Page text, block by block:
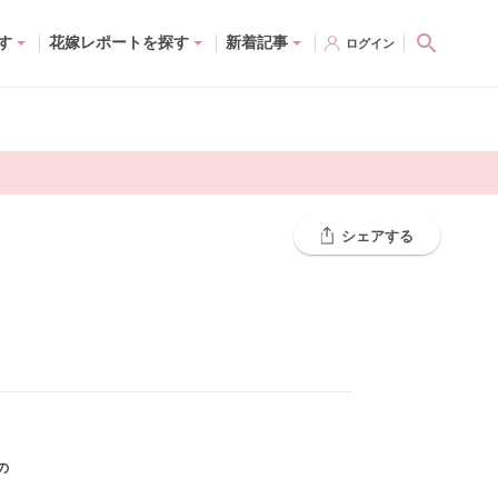
花嫁レポートを探す 新着記事 ログイン
シェアする